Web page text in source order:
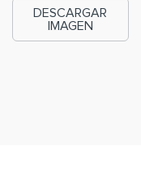
DESCARGAR
IMAGEN